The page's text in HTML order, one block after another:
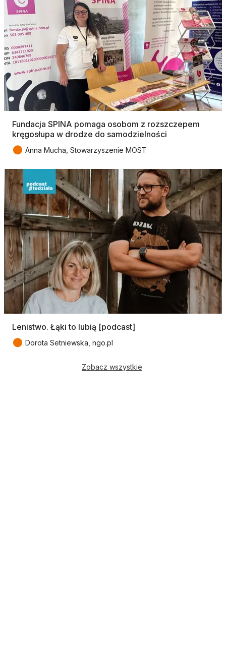
Fundacja SPINA pomaga osobom z rozszczepem
kręgosłupa w drodze do samodzielności
● Anna Mucha, Stowarzyszenie MOST
Lenistwo. Łąki to lubią [podcast]
● Dorota Setniewska, ngo.pl
Zobacz wszystkie